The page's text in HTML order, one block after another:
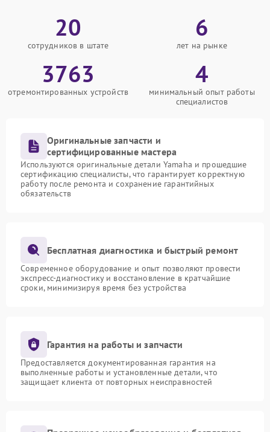
20
сотрудников в штате
6
лет на рынке
3763
отремонтированных устройств
4
минимальный опыт работы
специалистов
Оригинальные запчасти и
сертифицированные мастера
Используются оригинальные детали Yamaha и прошедшие
сертификацию специалисты, что гарантирует корректную
работу после ремонта и сохранение гарантийных
обязательств
Бесплатная диагностика и быстрый ремонт
Современное оборудование и опыт позволяют провести
экспресс-диагностику и восстановление в кратчайшие
сроки, минимизируя время без устройства
Гарантия на работы и запчасти
Предоставляется документированная гарантия на
выполненные работы и установленные детали, что
защищает клиента от повторных неисправностей